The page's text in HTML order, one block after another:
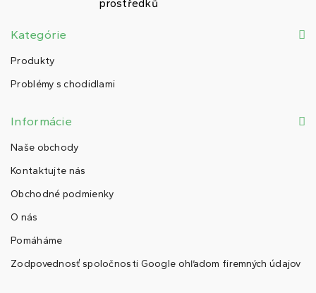
Kategórie
Produkty
Problémy s chodidlami
Informácie
Naše obchody
Kontaktujte nás
Obchodné podmienky
O nás
Pomáháme
Zodpovednosť spoločnosti Google ohľadom firemných údajov